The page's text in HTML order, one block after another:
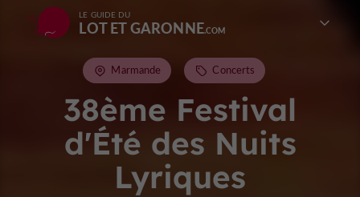
LE GUIDE DU
LOT ET GARONNE
38ème Festival
d'Été des Nuits
Lyriques
Marmande Concerts